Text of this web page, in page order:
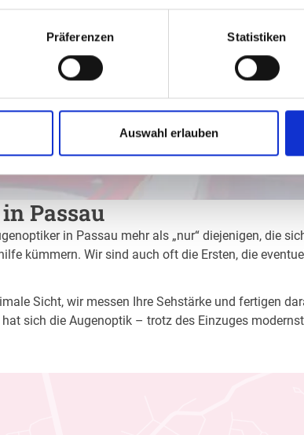
Präferenzen Statistiken
Auswahl erlauben
Passau
in Passau mehr als „nur“ diejenigen, die
kümmern. Wir sind auch oft die Ersten, die
Sicht, wir messen Ihre Sehstärke und fertigen
sich die Augenoptik – trotz des Einzuges